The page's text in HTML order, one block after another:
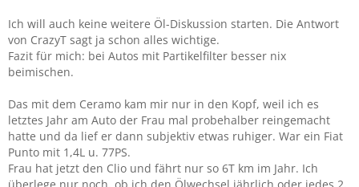
Ich will auch keine weitere Öl-Diskussion starten. Die Antwort
von CrazyT sagt ja schon alles wichtige.
Fazit für mich: bei Autos mit Partikelfilter besser nix
beimischen.
Das mit dem Ceramo kam mir nur in den Kopf, weil ich es
letztes Jahr am Auto der Frau mal probehalber reingemacht
hatte und da lief er dann subjektiv etwas ruhiger. War ein Fiat
Punto mit 1,4L u. 77PS.
Frau hat jetzt den Clio und fährt nur so 6T km im Jahr. Ich